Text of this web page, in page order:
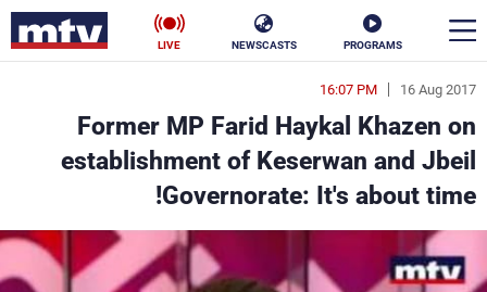
PROGRAMS
NEWSCASTS
LIVE
16 Aug 2017
16:07 PM
Former MP Farid Haykal Khazen on
establishment of Keserwan and Jbeil
Governorate: It's about time!
en
الأخبار
سياسة ناس
إقتصاد فن